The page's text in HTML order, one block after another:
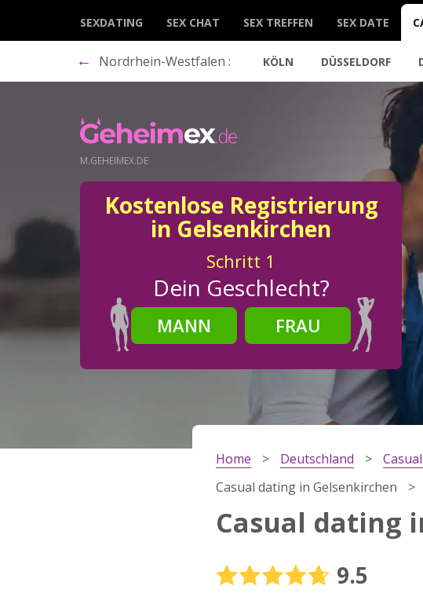
SEXDATING SEX CHAT SEX TREFFEN SEX DATE
← Nordrhein-Westfalen : KÖLN DÜSSELDORF
M.GEHEIMEX.DE
Kostenlose Registrierung
in Gelsenkirchen
Schritt 1
Dein Geschlecht?
MANN
FRAU
Schritt2
Dein Geburtsdatum?
Schritt3
Deine E-Mail?
Mit meiner Anmeldung erkläre ich mich mit den
Home Deutschland
Casual dating in Gelsenkirchen
Casual dating
9.5